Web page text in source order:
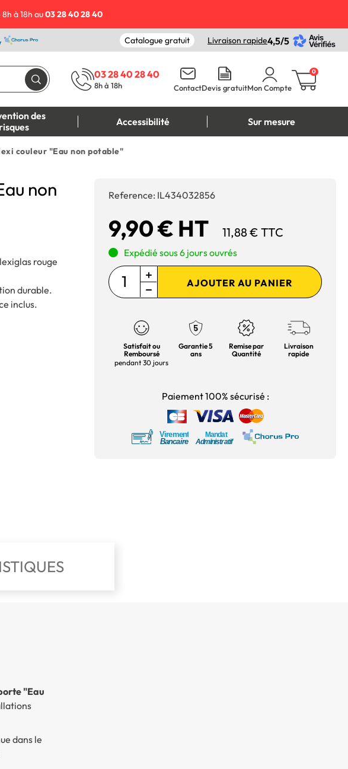
à 18h au03 28 40 28 40
Catalogue gratuit Livraison rapide4,5/5
03 28 40 28 40
8h à 18h ContactDevis gratuitMon Compte
0
des
risques
Accessibilité Sur mesure
couleur "Eau non potable"
non
rouge
durable.
inclus.
Reference: IL434032856
9,90 € HT 11,88 € TTC
Expédié sous 6 jours ouvrés
AJOUTER AU PANIER
Satisfait ou
Remboursé
pendant 30 jours
Garantie 5
ans
Remise par
Quantité
Livraison
rapide
Paiement 100% sécurisé :
"Eau
dans le